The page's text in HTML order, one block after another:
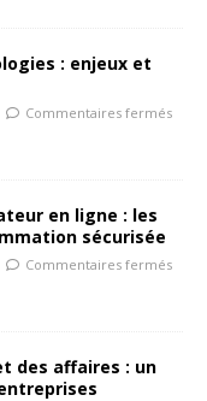
: enjeux et
Commentaires fermés
en ligne : les
sécurisée
Commentaires fermés
des affaires : un